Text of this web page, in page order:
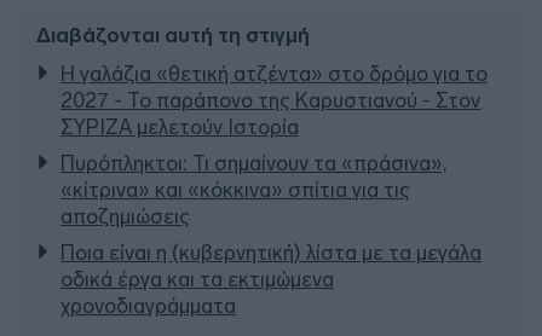
Διαβάζονται αυτή τη στιγμή
Η γαλάζια «θετική ατζέντα» στο δρόμο για το
2027 - Το παράπονο της Καρυστιανού - Στον
ΣΥΡΙΖΑ μελετούν Ιστορία
Πυρόπληκτοι: Τι σημαίνουν τα «πράσινα»,
«κίτρινα» και «κόκκινα» σπίτια για τις
αποζημιώσεις
Ποια είναι η (κυβερνητική) λίστα με τα μεγάλα
οδικά έργα και τα εκτιμώμενα
χρονοδιαγράμματα